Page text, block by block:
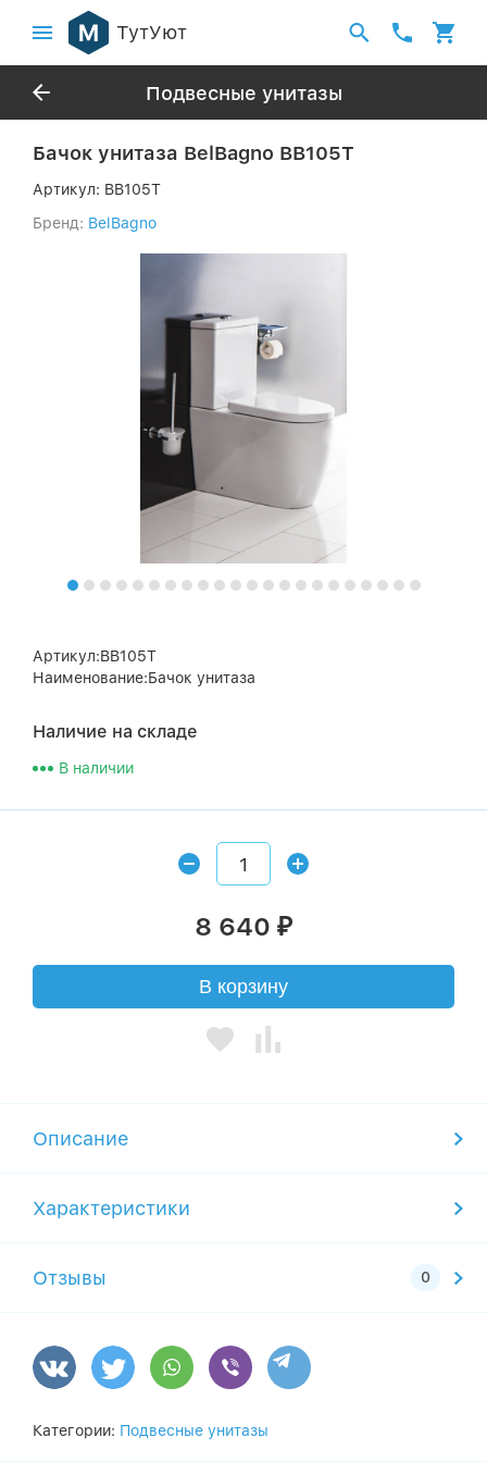
ТутУют
Подвесные унитазы
Бачок унитаза BelBagno BB105T
Артикул: BB105T
Бренд: BelBagno
Артикул:BB105T
Наименование:Бачок унитаза
Наличие на складе
В наличии
8 640 ₽
В корзину
Описание
Характеристики
Отзывы
Категории: Подвесные унитазы